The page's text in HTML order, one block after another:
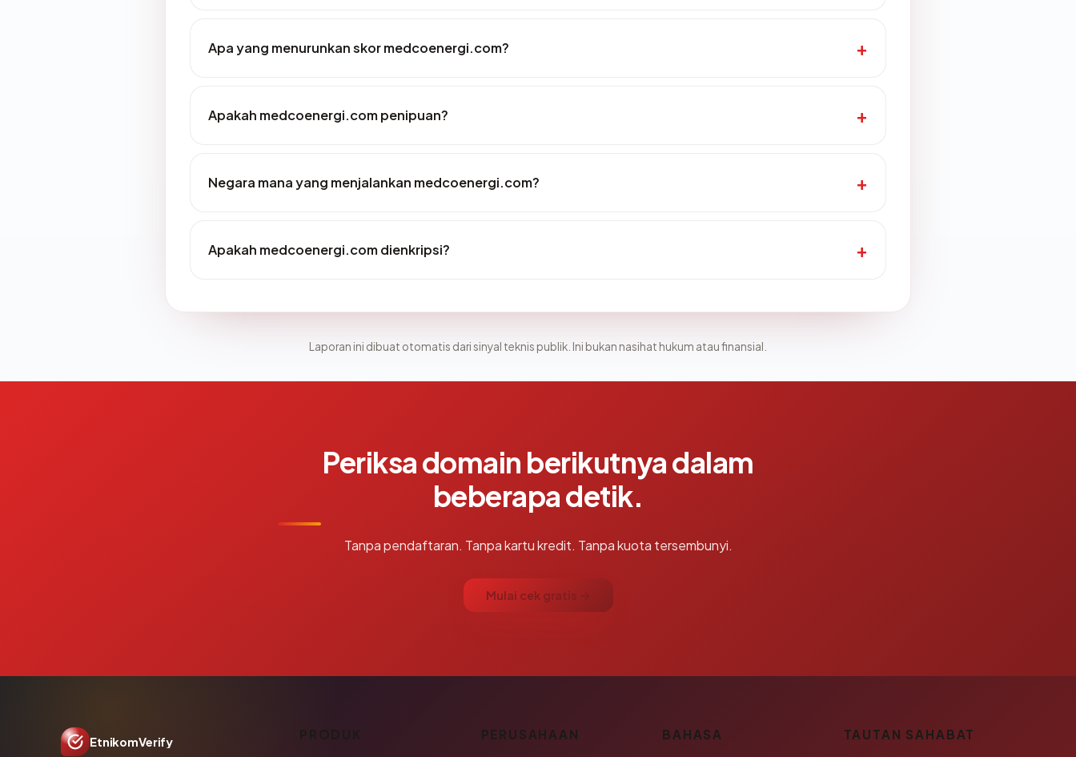
Apa yang menurunkan skor medcoenergi.com?
Apakah medcoenergi.com penipuan?
Negara mana yang menjalankan medcoenergi.com?
Apakah medcoenergi.com dienkripsi?
Laporan ini dibuat otomatis dari sinyal teknis publik. Ini bukan nasihat hukum atau finansial.
Periksa domain berikutnya dalam
beberapa detik.
Tanpa pendaftaran. Tanpa kartu kredit. Tanpa kuota tersembunyi.
Mulai cek gratis →
EtnikomVerify PRODUK PERUSAHAAN BAHASA TAUTAN SAHABAT